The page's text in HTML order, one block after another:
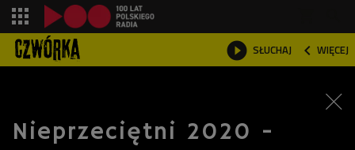
 SŁUCHAJ  WIĘCEJ

Nieprzeciętni 2020 -